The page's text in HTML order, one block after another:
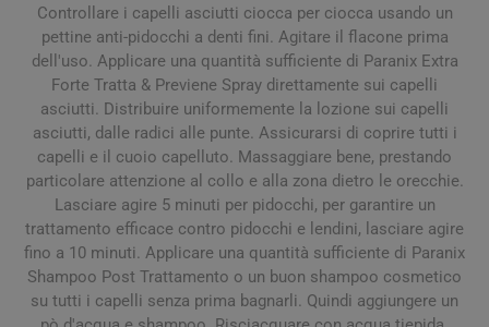
Controllare i capelli asciutti ciocca per ciocca usando un
pettine anti-pidocchi a denti fini. Agitare il flacone prima
dell'uso. Applicare una quantità sufficiente di Paranix Extra
Forte Tratta & Previene Spray direttamente sui capelli
asciutti. Distribuire uniformemente la lozione sui capelli
asciutti, dalle radici alle punte. Assicurarsi di coprire tutti i
capelli e il cuoio capelluto. Massaggiare bene, prestando
particolare attenzione al collo e alla zona dietro le orecchie.
Lasciare agire 5 minuti per pidocchi, per garantire un
trattamento efficace contro pidocchi e lendini, lasciare agire
fino a 10 minuti. Applicare una quantità sufficiente di Paranix
Shampoo Post Trattamento o un buon shampoo cosmetico
su tutti i capelli senza prima bagnarli. Quindi aggiungere un